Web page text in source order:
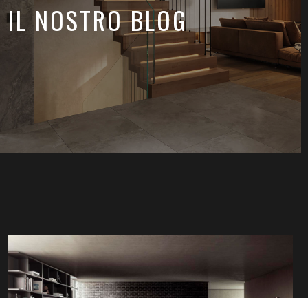
IL NOSTRO BLOG